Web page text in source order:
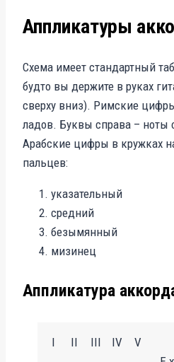
Аппликатуры
Схема имеет стандартный
будто вы держите в руках
сверху вниз). Римские
ладов. Буквы справа – ноты
Арабские цифры в кружках
пальцев:
указательный
средний
безымянный
мизинец
Аппликатура
V
IV
III
II
I